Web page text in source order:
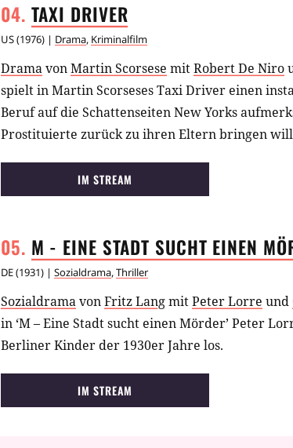
TAXI DRIVER
US(1976) | Drama, Kriminalfilm
DramavonMartin Scorsese mitRobert De Niro
spielt in Martin Scorseses Taxi Driver einen
Beruf auf die Schattenseiten New Yorks
Prostituierte zurück zu ihren Eltern bringen
IM STREAM
M - EINE STADT SUCHT EINEN
DE(1931) | Sozialdrama,Thriller
SozialdramavonFritz LangmitPeter Lorre und
in ‘M – Eine Stadt sucht einen Mörder’ Peter
Berliner Kinder der 1930er Jahre los.
IM STREAM